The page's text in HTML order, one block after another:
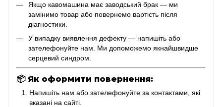
Якщо кавомашина має заводський брак — ми
замінимо товар або повернемо вартість після
діагностики.
У випадку виявлення дефекту — напишіть або
зателефонуйте нам. Ми допоможемо якнайшвидше
серцевий синдром.
📦Як оформити повернення:
Напишіть нам або зателефонуйте за контактами, які
вказані на сайті.